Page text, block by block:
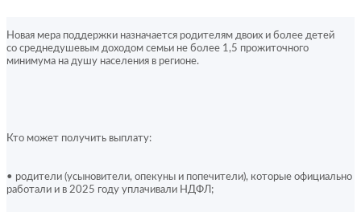
Новая мера поддержки назначается родителям двоих и более детей
со среднедушевым доходом семьи не более 1,5 прожиточного
минимума на душу населения в регионе.
Кто может получить выплату:
• родители (усыновители, опекуны и попечители), которые официально
работали и в 2025 году уплачивали НДФЛ;